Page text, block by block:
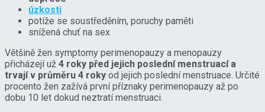
úzkosti
potíže se soustředěním, poruchy paměti
snížená chuť na sex
Většině žen symptomy perimenopauzy a menopauzy
přicházejí už 4 roky před jejich poslední menstruací a
trvají v průměru 4 roky od jejich poslední menstruace. Určité
procento žen zažívá první příznaky perimenopauzy až po
dobu 10 let dokud neztratí menstruaci.